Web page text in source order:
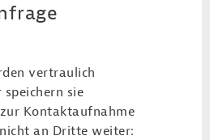
vertraulich
sie
Kontaktaufnahme
an Dritte weiter: